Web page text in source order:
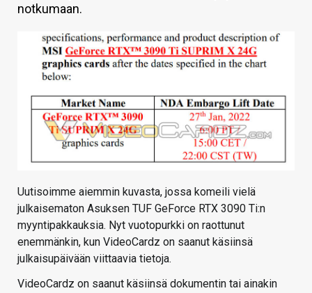
HAKU
notkumaan.
Uutisoimme aiemmin kuvasta, jossa komeili vielä
julkaisematon Asuksen TUF GeForce RTX 3090 Ti:n
myyntipakkauksia. Nyt vuotopurkki on raottunut
enemmänkin, kun VideoCardz on saanut käsiinsä
julkaisupäivään viittaavia tietoja.
VideoCardz on saanut käsiinsä dokumentin tai ainakin